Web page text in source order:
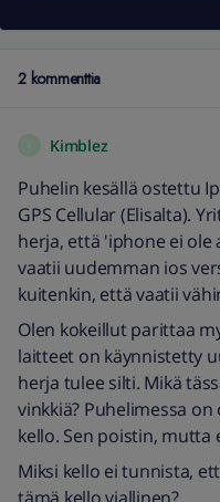
2 kommenttia
Kimblez
Puhelin kesällä ostettu
GPS Cellular (Elisalta).
herja, että 'iphone ei ole
vaatii uudemman ios
kuitenkin, että vaatii
Olen kokeillut parittaa
laitteet on käynnistetty
herja tulee silti. Mikä
vinkkiä? Puhelimessa
kello. Sen poistin,
Miksi kello ei tunnista,